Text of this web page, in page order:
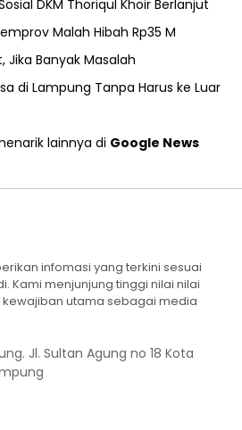
DKM Thoriqul Khoir Berlanjut
Malah Hibah Rp35 M
Jika Banyak Masalah
di Lampung Tanpa Harus ke Luar
lainnya di Google News
infomasi yang terkini sesuai
Kami menjunjung tinggi nilai nilai
utama sebagai media
Jl. Sultan Agung no 18 Kota